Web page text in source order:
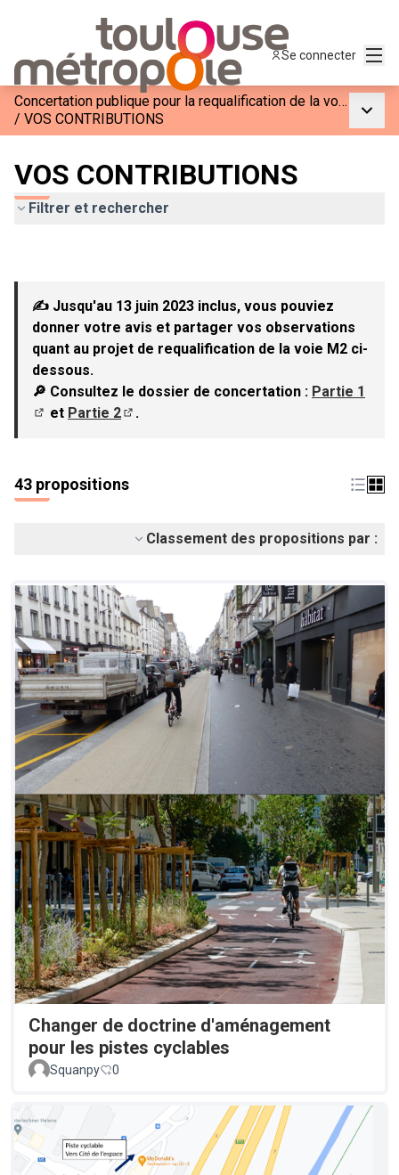
Se connecter
Concertation publique pour la requalification de la voie M2
/ VOS CONTRIBUTIONS
VOS CONTRIBUTIONS
Filtrer et rechercher
✍ Jusqu'au 13 juin 2023 inclus, vous pouviez
donner votre avis et partager vos observations
quant au projet de requalification de la voie M2 ci-
dessous.
🔎 Consultez le dossier de concertation : Partie 1
et Partie 2
.
43 propositions
Classement des propositions par :
Changer de doctrine d'aménagement
pour les pistes cyclables
Squanpy 0